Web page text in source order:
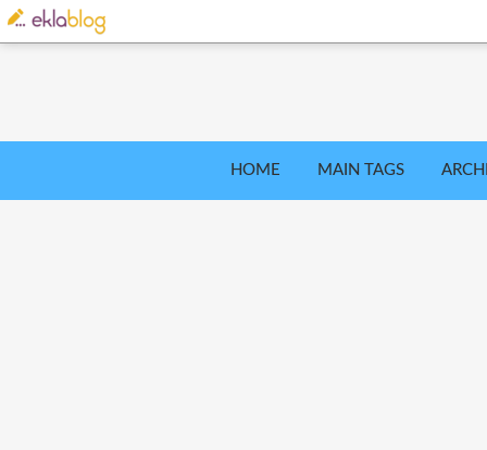
HOME MAIN TAGS